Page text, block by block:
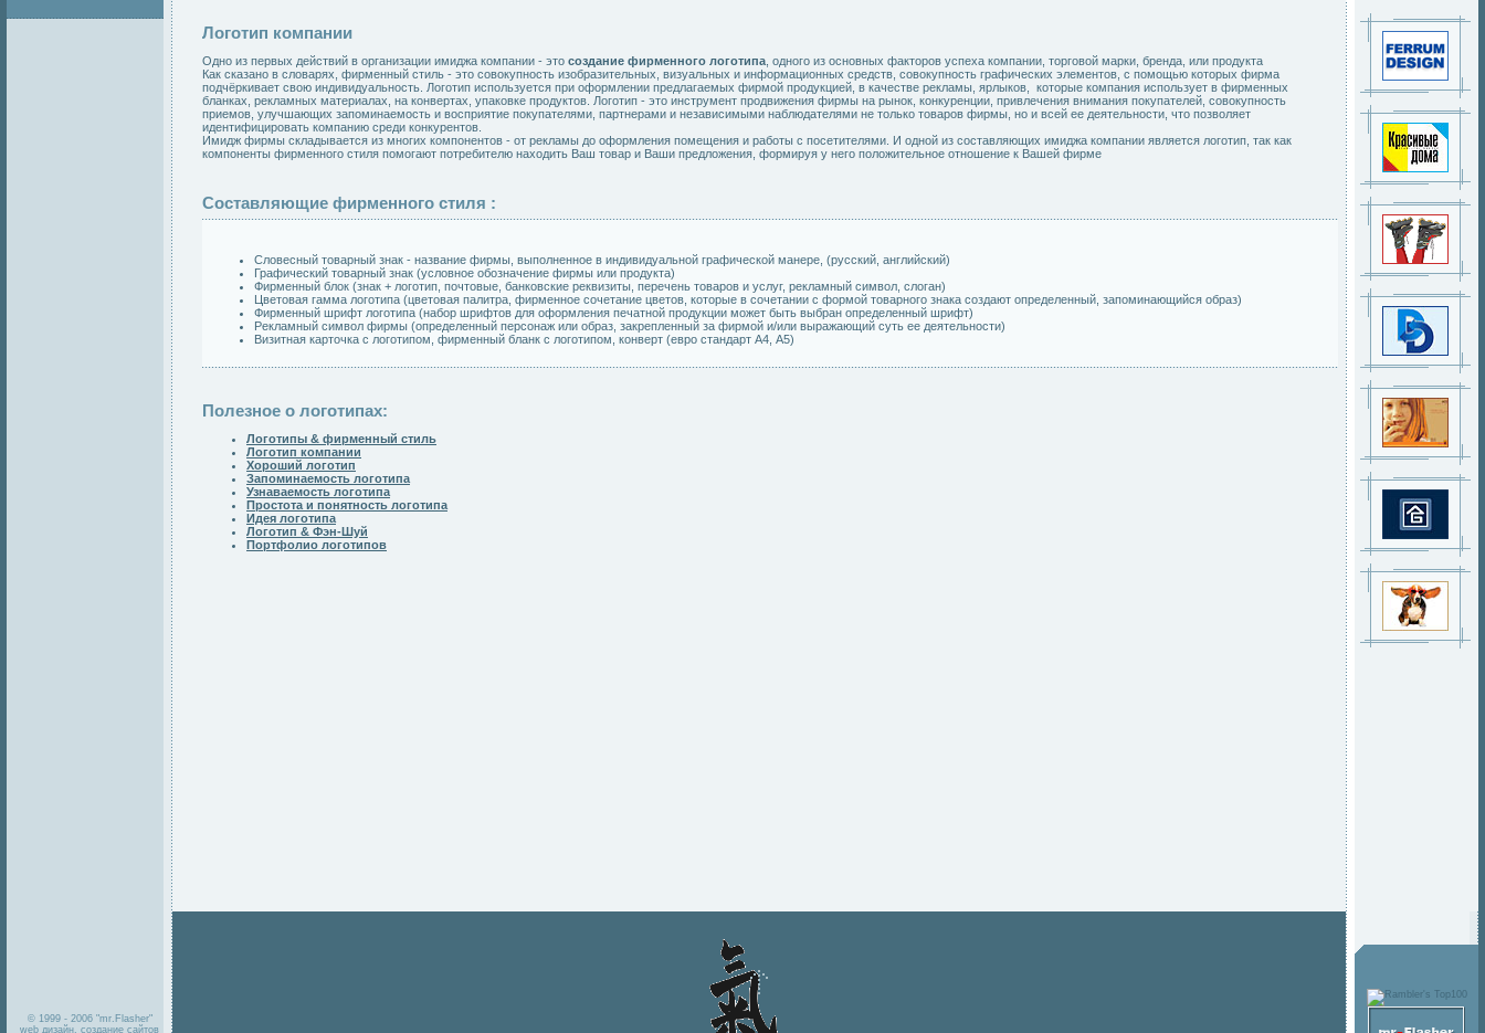
Логотип компании
Одно из первых действий в организации имиджа компании - это создание фирменного логотипа , одного из основных факторов успеха компании, торговой марки, бренда, или продукта
Как сказано в словарях, фирменный стиль - это совокупность изобразительных, визуальных и информационных средств, совокупность графических элементов, с помощью которых фирма
подчёркивает свою индивидуальность. Логотип используется при оформлении предлагаемых фирмой продукцией, в качестве рекламы, ярлыков, которые компания использует в фирменных
бланках, рекламных материалах, на конвертах, упаковке продуктов. Логотип - это инструмент продвижения фирмы на рынок, конкуренции, привлечения внимания покупателей, совокупность
приемов, улучшающих запоминаемость и восприятие покупателями, партнерами и независимыми наблюдателями не только товаров фирмы, но и всей ее деятельности, что позволяет
идентифицировать компанию среди конкурентов.
Имидж фирмы складывается из многих компонентов - от рекламы до оформления помещения и работы с посетителями. И одной из составляющих имиджа компании является логотип, так как
компоненты фирменного стиля помогают потребителю находить Ваш товар и Ваши предложения, формируя у него положительное отношение к Вашей фирме
Составляющие фирменного стиля :
Словесный товарный знак - название фирмы, выполненное в индивидуальной графической манере, (русский, английский)
Графический товарный знак (условное обозначение фирмы или продукта)
Фирменный блок (знак + логотип, почтовые, банковские реквизиты, перечень товаров и услуг, рекламный символ, слоган)
Цветовая гамма логотипа (цветовая палитра, фирменное сочетание цветов, которые в сочетании с формой товарного знака создают определенный, запоминающийся образ)
Фирменный шрифт логотипа (набор шрифтов для оформления печатной продукции может быть выбран определенный шрифт)
Рекламный символ фирмы (определенный персонаж или образ, закрепленный за фирмой и/или выражающий суть ее деятельности)
Визитная карточка с логотипом, фирменный бланк с логотипом, конверт (евро стандарт А4, А5)
Полезное о логотипах:
Логотипы & фирменный стиль
Логотип компании
Хороший логотип
Запоминаемость логотипа
Узнаваемость логотипа
Простота и понятность логотипа
Идея логотипа
Логотип & Фэн-Шуй
Портфолио логотипов
© 1999 - 2006 "mr.Flasher"
web дизайн, создание сайтов